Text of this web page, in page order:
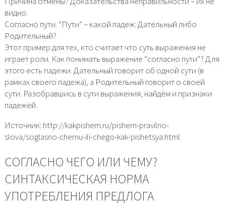
видно.
Согласно пути. “Пути” – какой падеж: Дательный либо
Родительный?
Этот пример для тех, кто считает что суть выражения не
играет роли. Как понимать выражение “согласно пути”? Для
этого есть падежи. Дательный говорит об одной сути (в
рамках своего падежа), а Родительный говорит о своей
сути. Разобравшись в сути выражения, найдём и признаки
падежей.
Источник: http://kakpishem.ru/pishem-pravilno-
slova/soglasno-chemu-ili-chego-kak-pishetsya.html
СОГЛАСНО ЧЕГО ИЛИ ЧЕМУ?
СИНТАКСИЧЕСКАЯ НОРМА
УПОТРЕБЛЕНИЯ ПРЕДЛОГА